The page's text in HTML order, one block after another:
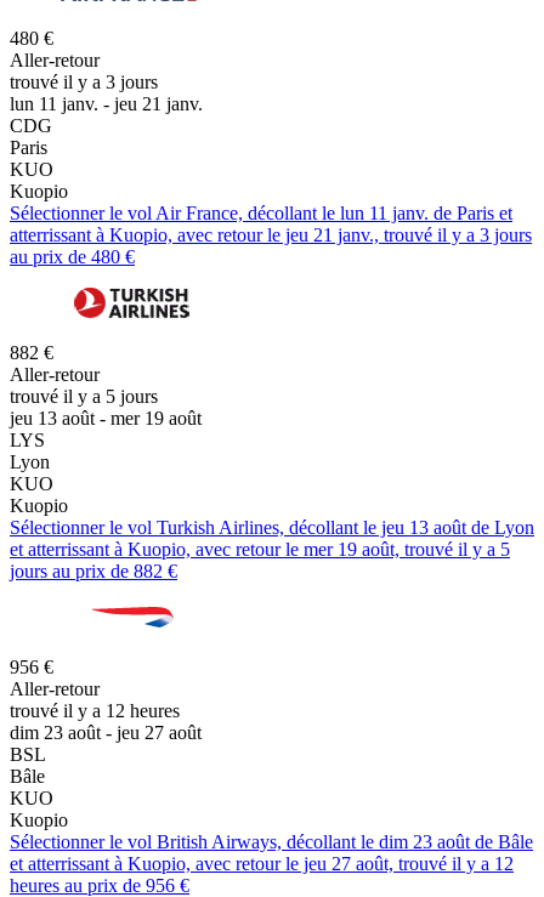
480 €
Aller-retour
trouvé il y a 3 jours
lun 11 janv. - jeu 21 janv.
CDG
Paris
KUO
Kuopio
Sélectionner le vol Air France, décollant le lun 11 janv. de Paris et
atterrissant à Kuopio, avec retour le jeu 21 janv., trouvé il y a 3 jours
au prix de 480 €
882 €
Aller-retour
trouvé il y a 5 jours
jeu 13 août - mer 19 août
LYS
Lyon
KUO
Kuopio
Sélectionner le vol Turkish Airlines, décollant le jeu 13 août de Lyon
et atterrissant à Kuopio, avec retour le mer 19 août, trouvé il y a 5
jours au prix de 882 €
956 €
Aller-retour
trouvé il y a 12 heures
dim 23 août - jeu 27 août
BSL
Bâle
KUO
Kuopio
Sélectionner le vol British Airways, décollant le dim 23 août de Bâle
et atterrissant à Kuopio, avec retour le jeu 27 août, trouvé il y a 12
heures au prix de 956 €